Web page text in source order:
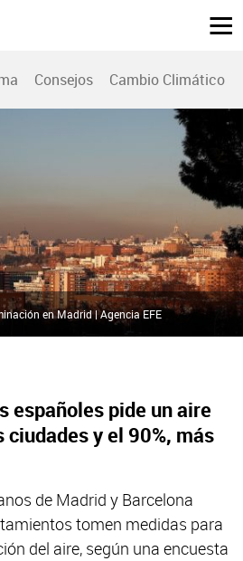
Consejos Cambio Climático
españoles pide un aire
y el 90%, más
de Madrid y Barcelona
tomen medidas para
del aire, según una encuesta
en Madrid | Agencia EFE